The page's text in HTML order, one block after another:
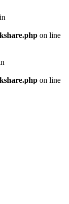
on line
on line